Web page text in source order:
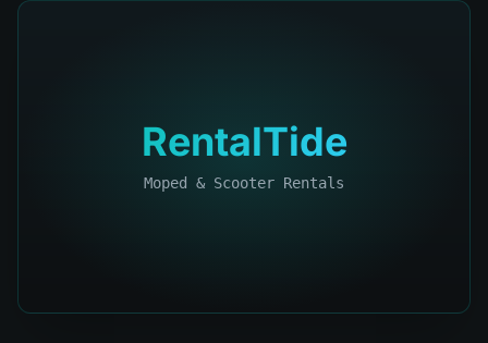
RentalTide
Moped & Scooter Rentals